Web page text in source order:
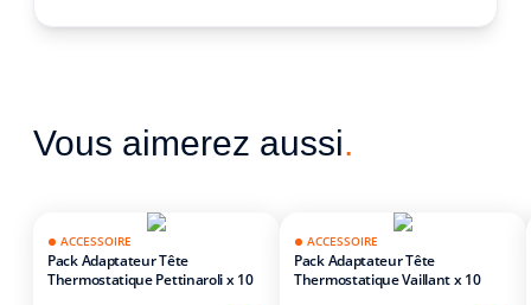
Vous aimerez aussi.
ACCESSOIRE
Pack Adaptateur Tête
Thermostatique Pettinaroli x 10
ACCESSOIRE
Pack Adaptateur Tête
Thermostatique Vaillant x 10